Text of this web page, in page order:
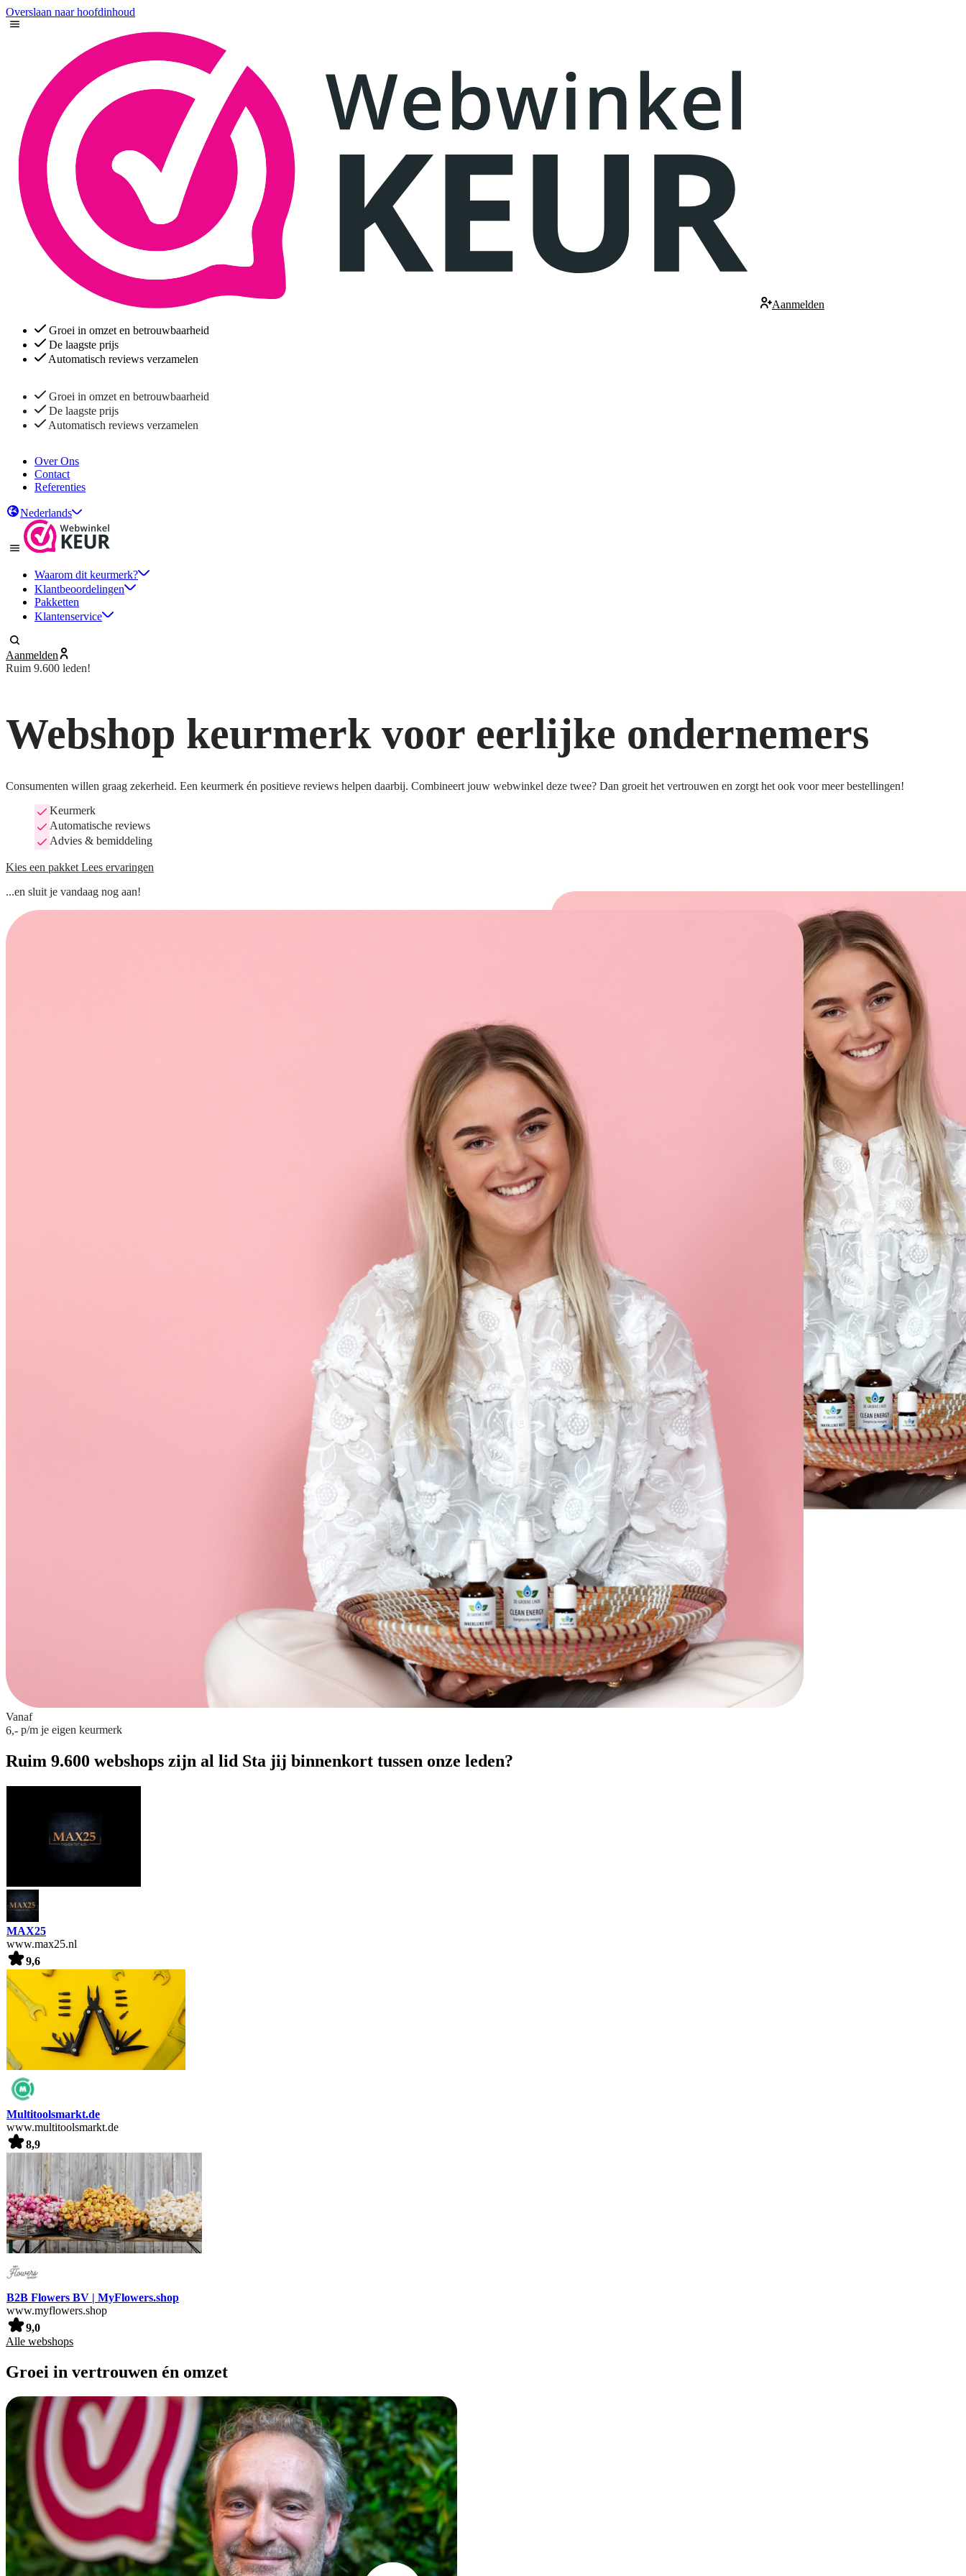
Overslaan naar hoofdinhoud
Aanmelden
Groei in omzet en betrouwbaarheid
De laagste prijs
Automatisch reviews verzamelen
Groei in omzet en betrouwbaarheid
De laagste prijs
Automatisch reviews verzamelen
Over Ons
Contact
Referenties
Nederlands
Waarom dit keurmerk?
Klantbeoordelingen
Pakketten
Klantenservice
Aanmelden
Ruim 9.600 leden!
Webshop keurmerk voor eerlijke ondernemers
Consumenten willen graag zekerheid. Een keurmerk én positieve reviews helpen daarbij. Combineert jouw webwinkel deze twee? Dan groeit het vertrouwen en zorgt het ook voor meer bestellingen!
Keurmerk
Automatische reviews
Advies & bemiddeling
Kies een pakket Lees ervaringen
...en sluit je vandaag nog aan!
Vanaf
6,- p/m je eigen keurmerk
Ruim 9.600 webshops zijn al lid Sta jij binnenkort tussen onze leden?
MAX25
www.max25.nl
9,6
Multitoolsmarkt.de
www.multitoolsmarkt.de
8,9
B2B Flowers BV | MyFlowers.shop
www.myflowers.shop
9,0
Alle webshops
Groei in vertrouwen én omzet